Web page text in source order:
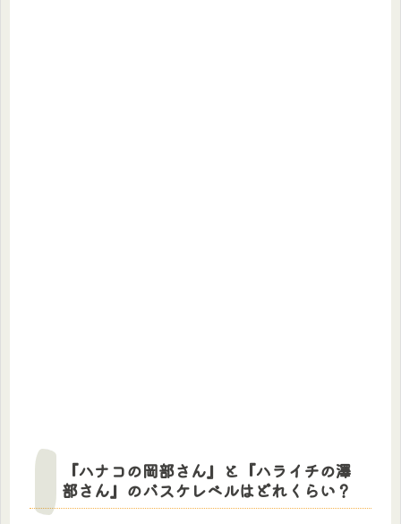
『ハナコの岡部さん』と『ハライチの澤
部さん』のバスケレベルはどれくらい？